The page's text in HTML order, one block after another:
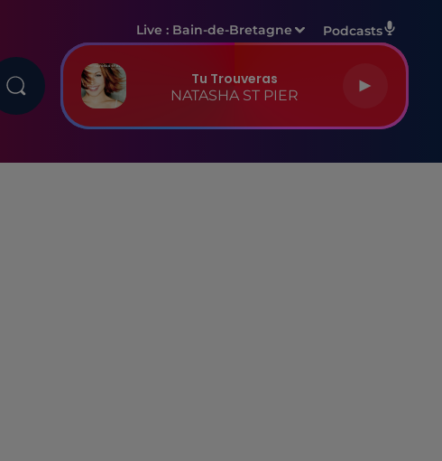
Live : Bain-de-Bretagne Podcasts
Tu Trouveras
NATASHA ST PIER